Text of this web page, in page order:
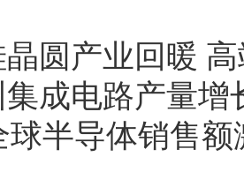
圆产业回暖
集成电路产量增
球半导体销售